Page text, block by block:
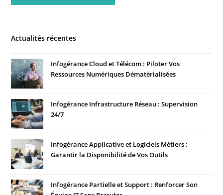
Actualités récentes
Infogérance Cloud et Télécom : Piloter Vos
Ressources Numériques Dématérialisées
Infogérance Infrastructure Réseau : Supervision
24/7
Infogérance Applicative et Logiciels Métiers :
Garantir la Disponibilité de Vos Outils
Infogérance Partielle et Support : Renforcer Son